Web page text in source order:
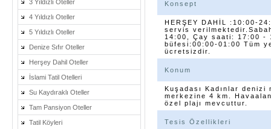
3 Yıldızlı Oteller
4 Yıldızlı Oteller
5 Yıldızlı Oteller
Denize Sıfır Oteller
Herşey Dahil Oteller
İslami Tatil Otelleri
Su Kaydıraklı Oteller
Tam Pansiyon Oteller
Tatil Köyleri
Konsept
HERŞEY DAHİL :10:00-
servis
14:00, Çay saati: 17:00 -
büfesi:00:00-01:00 Tüm
ücretsizdir.
Konum
Kuşadası Kadınlar
merkezine 4 km.
özel plajı mevcuttur.
Tesis Özellikleri